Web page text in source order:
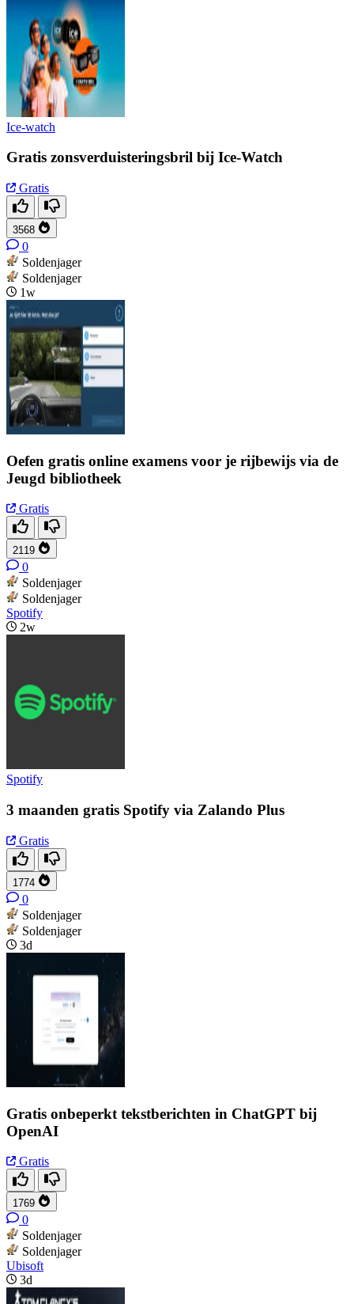
Ice-watch
Gratis zonsverduisteringsbril bij Ice-Watch
Gratis
3568
0
Soldenjager
Soldenjager
1w
Oefen gratis online examens voor je rijbewijs via de
Jeugd bibliotheek
Gratis
2119
0
Soldenjager
Soldenjager
Spotify
2w
Spotify
3 maanden gratis Spotify via Zalando Plus
Gratis
1774
0
Soldenjager
Soldenjager
3d
Gratis onbeperkt tekstberichten in ChatGPT bij
OpenAI
Gratis
1769
0
Soldenjager
Soldenjager
Ubisoft
3d